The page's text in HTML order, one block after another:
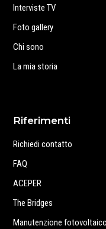
Interviste TV
Foto gallery
Chi sono
La mia storia
Riferimenti
Richiedi contatto
FAQ
ACEPER
The Bridges
Manutenzione fotovoltaico